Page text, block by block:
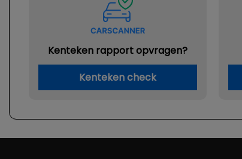
Kenteken rapport opvragen?
Kenteken check